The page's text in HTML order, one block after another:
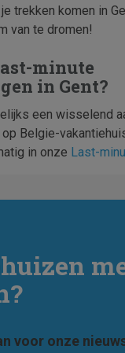
trekken komen in
van te dromen!
minute
in Gent?
een wisselend
Belgie-
in onze Last-
voor onze